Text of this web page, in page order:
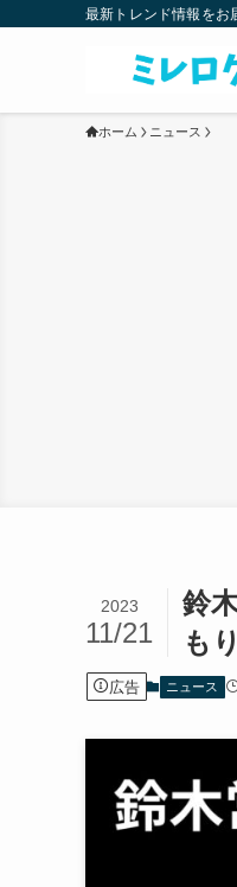
最新トレンド情報をお
ホーム ニュース
鈴
も
2023
11/21
広告 ニュース